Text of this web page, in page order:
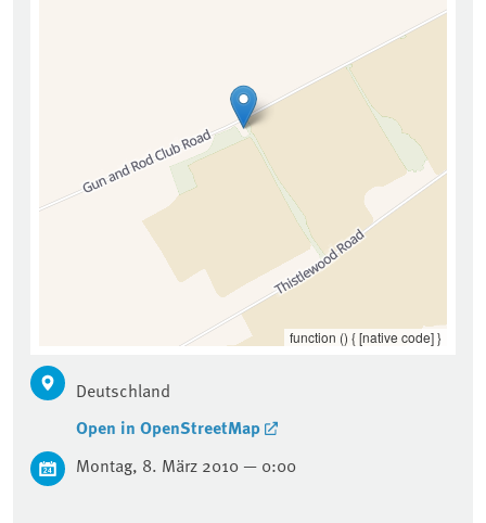
function () { [native code] }
Deutschland
Open in OpenStreetMap
Montag, 8. März 2010 — 0:00